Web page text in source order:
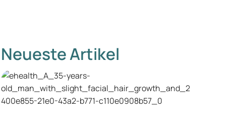
Neueste Artikel